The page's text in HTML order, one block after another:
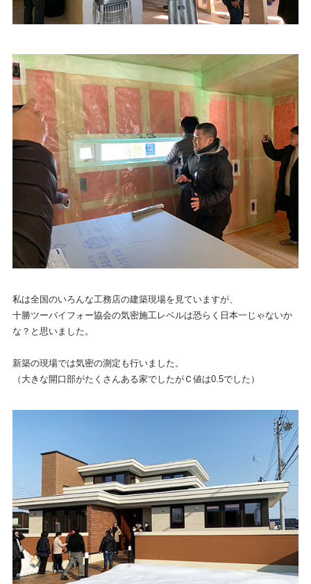
私は全国のいろんな工務店の建築現場を見ていますが、
十勝ツーバイフォー協会の気密施工レベルは恐らく日本一じゃないか
な？と思いました。
新築の現場では気密の測定も行いました。
（大きな開口部がたくさんある家でしたがＣ値は0.5でした）